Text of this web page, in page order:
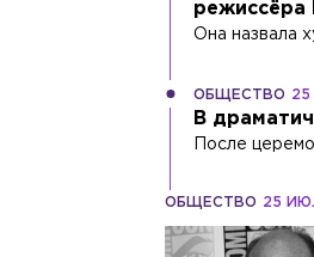
режиссёра
Она назвала
ОБЩЕСТВО
В
После
ОБЩЕСТВО 25